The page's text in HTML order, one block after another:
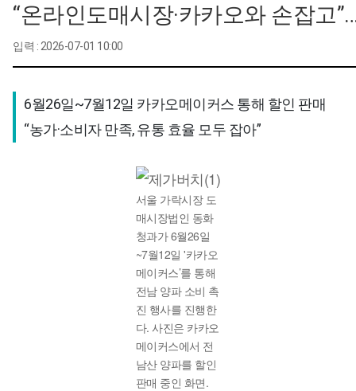
“온라인도매시장·카카오와 손잡고
입력 : 2026-07-01 10:00
6월26일~7월12일 카카오메이커스 통해 할인 판매
“농가·소비자 만족, 유통 효율 모두 잡아”
서울 가락시장 도
매시장법인 동화
청과가 6월26일
~7월12일 '카카오
메이커스’를 통해
전남 양파 소비 촉
진 행사를 진행한
다. 사진은 카카오
메이커스에서 전
남산 양파를 할인
판매 중인 화면.